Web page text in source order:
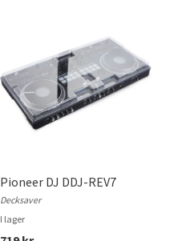
Pioneer DJ DDJ-REV7
Decksaver
I lager